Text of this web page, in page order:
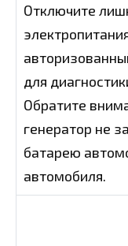
Отключите
для
Обратите
генератор не
батарею
автомобиля.